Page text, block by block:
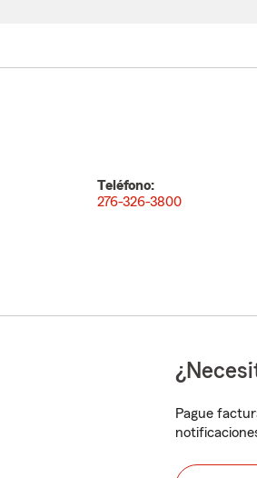
Teléfono:
276-326-3800
Pague